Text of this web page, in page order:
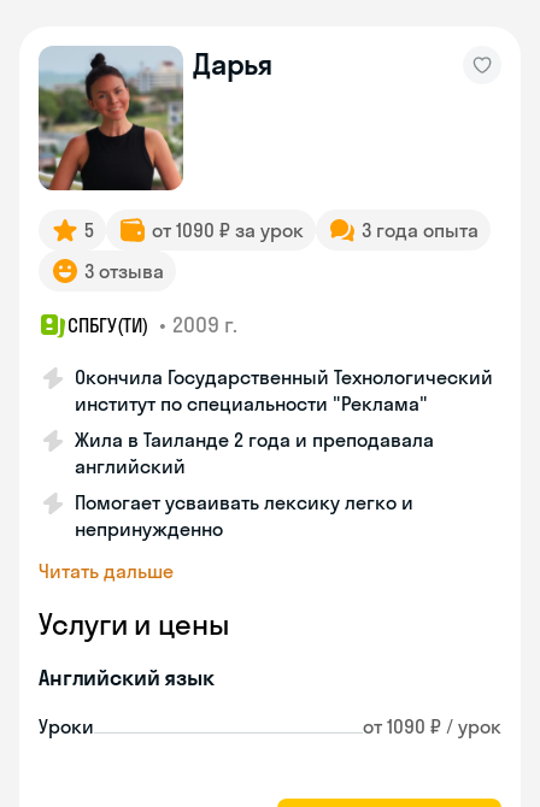
Дарья
5 от 1090 ₽ за урок
3 года опыта
3 отзыва
СПБГУ(ТИ) • 2009 г.
Окончила Государственный Технологический
институт по специальности "Реклама"
Жила в Таиланде 2 года и преподавала
английский
Помогает усваивать лексику легко и
непринужденно
Читать дальше
Услуги и цены
Английский язык
Уроки от 1090 ₽ / урок